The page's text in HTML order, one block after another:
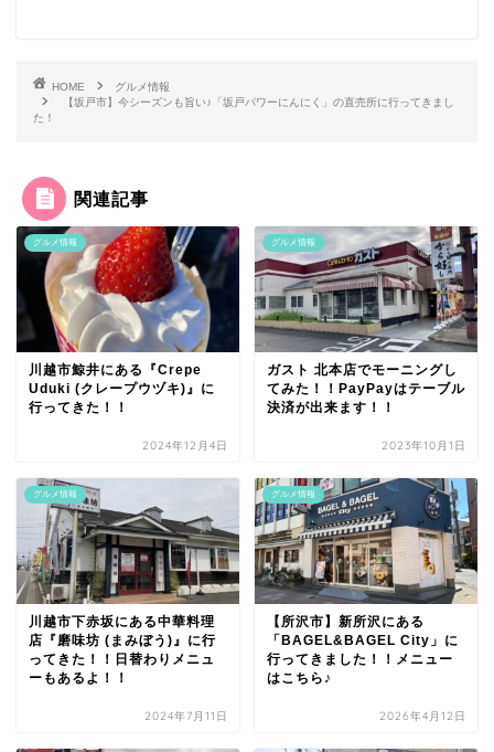
HOME
グルメ情報
【坂戸市】今シーズンも旨い♪「坂戸パワーにんにく」の直売所に行ってきまし
た！
関連記事
グルメ情報
川越市鯨井にある『Crepe
Uduki (クレープウヅキ)』に
行ってきた！！
2024年12月4日
グルメ情報
ガスト 北本店でモーニングし
てみた！！PayPayはテーブル
決済が出来ます！！
2023年10月1日
グルメ情報
川越市下赤坂にある中華料理
店『磨味坊 (まみぼう)』に行
ってきた！！日替わりメニュ
ーもあるよ！！
2024年7月11日
グルメ情報
【所沢市】新所沢にある
「BAGEL&BAGEL City」に
行ってきました！！メニュー
はこちら♪
2026年4月12日